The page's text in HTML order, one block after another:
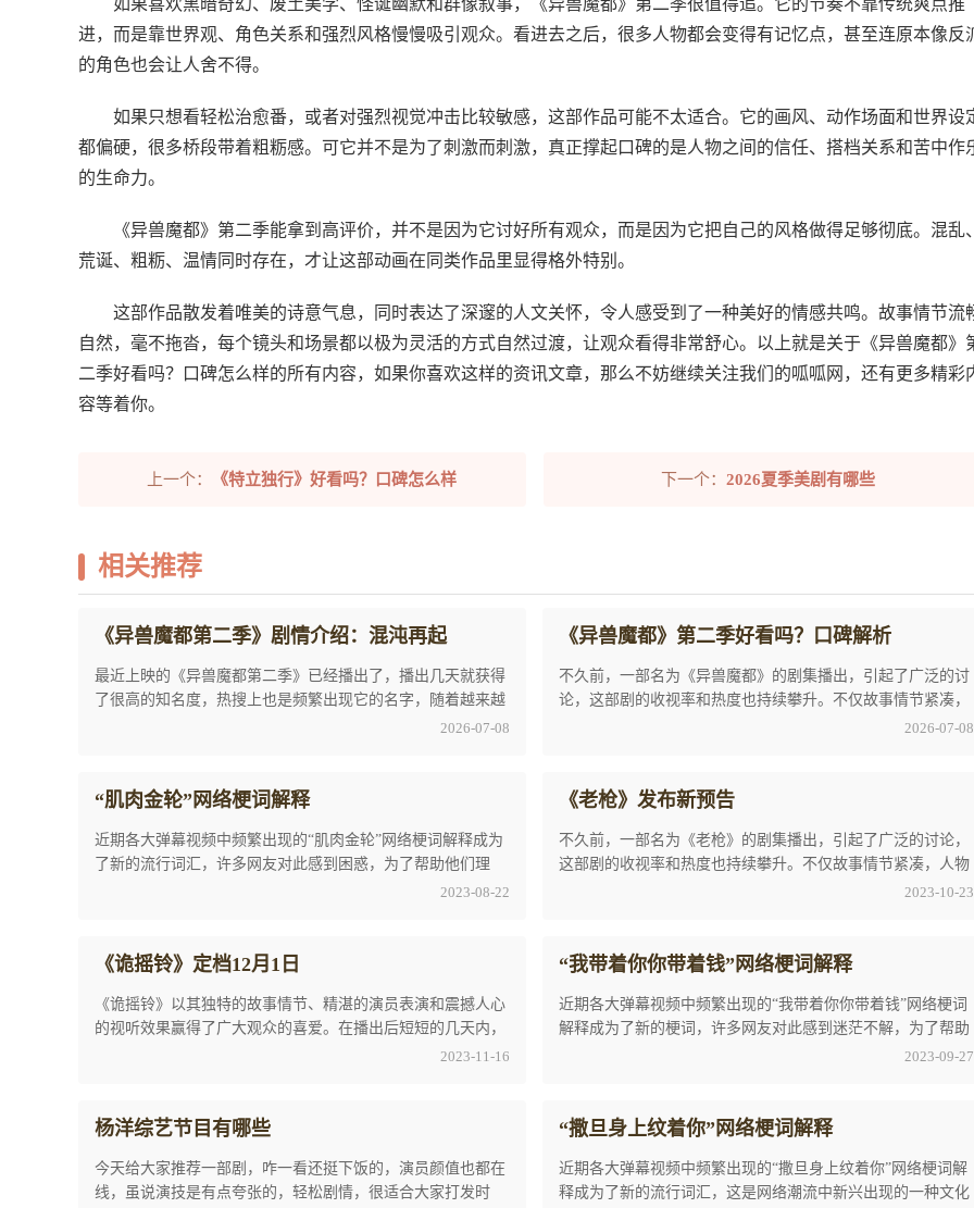
如果喜欢黑暗奇幻、废土美学、怪诞幽默和群像叙事，《异兽魔都》第二季很值得追。它的节奏不靠传统爽点推
进，而是靠世界观、角色关系和强烈风格慢慢吸引观众。看进去之后，很多人物都会变得有记忆点，甚至连原本像反
的角色也会让人舍不得。
如果只想看轻松治愈番，或者对强烈视觉冲击比较敏感，这部作品可能不太适合。它的画风、动作场面和世界设
都偏硬，很多桥段带着粗粝感。可它并不是为了刺激而刺激，真正撑起口碑的是人物之间的信任、搭档关系和苦中作
的生命力。
《异兽魔都》第二季能拿到高评价，并不是因为它讨好所有观众，而是因为它把自己的风格做得足够彻底。混乱、
荒诞、粗粝、温情同时存在，才让这部动画在同类作品里显得格外特别。
这部作品散发着唯美的诗意气息，同时表达了深邃的人文关怀，令人感受到了一种美好的情感共鸣。故事情节流
自然，毫不拖沓，每个镜头和场景都以极为灵活的方式自然过渡，让观众看得非常舒心。以上就是关于《异兽魔都》
二季好看吗？口碑怎么样的所有内容，如果你喜欢这样的资讯文章，那么不妨继续关注我们的呱呱网，还有更多精彩
容等着你。
上一个： 《特立独行》好看吗？口碑怎么样 下一个： 2026夏季美剧有哪些
相关推荐
《异兽魔都第二季》剧情介绍：混沌再起
最近上映的《异兽魔都第二季》已经播出了，播出几天就获得
了很高的知名度，热搜上也是频繁出现它的名字，随着越来越
2026-07-08
《异兽魔都》第二季好看吗？口碑解析
不久前，一部名为《异兽魔都》的剧集播出，引起了广泛的讨
论，这部剧的收视率和热度也持续攀升。不仅故事情节紧凑，
2026-07-08
“肌肉金轮”网络梗词解释
近期各大弹幕视频中频繁出现的“肌肉金轮”网络梗词解释成为
了新的流行词汇，许多网友对此感到困惑，为了帮助他们理
2023-08-22
《老枪》发布新预告
不久前，一部名为《老枪》的剧集播出，引起了广泛的讨论，
这部剧的收视率和热度也持续攀升。不仅故事情节紧凑，人物
2023-10-23
《诡摇铃》定档12月1日
《诡摇铃》以其独特的故事情节、精湛的演员表演和震撼人心
的视听效果赢得了广大观众的喜爱。在播出后短短的几天内，
2023-11-16
“我带着你你带着钱”网络梗词解释
近期各大弹幕视频中频繁出现的“我带着你你带着钱”网络梗词
解释成为了新的梗词，许多网友对此感到迷茫不解，为了帮助
2023-09-27
杨洋综艺节目有哪些
今天给大家推荐一部剧，咋一看还挺下饭的，演员颜值也都在
线，虽说演技是有点夸张的，轻松剧情，很适合大家打发时
“撒旦身上纹着你”网络梗词解释
近期各大弹幕视频中频繁出现的“撒旦身上纹着你”网络梗词解
释成为了新的流行词汇，这是网络潮流中新兴出现的一种文化